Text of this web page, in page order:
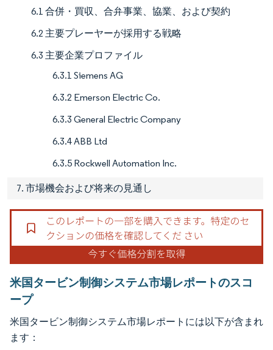
6.1 合併・買収、合弁事業、協業、および契約
6.2 主要プレーヤーが採用する戦略
6.3 主要企業プロファイル
6.3.1 Siemens AG
6.3.2 Emerson Electric Co.
6.3.3 General Electric Company
6.3.4 ABB Ltd
6.3.5 Rockwell Automation Inc.
7. 市場機会および将来の見通し
米国タービン制御システム市場レポートのスコ
ープ
米国タービン制御システム市場レポートには以下が含まれ
ます：